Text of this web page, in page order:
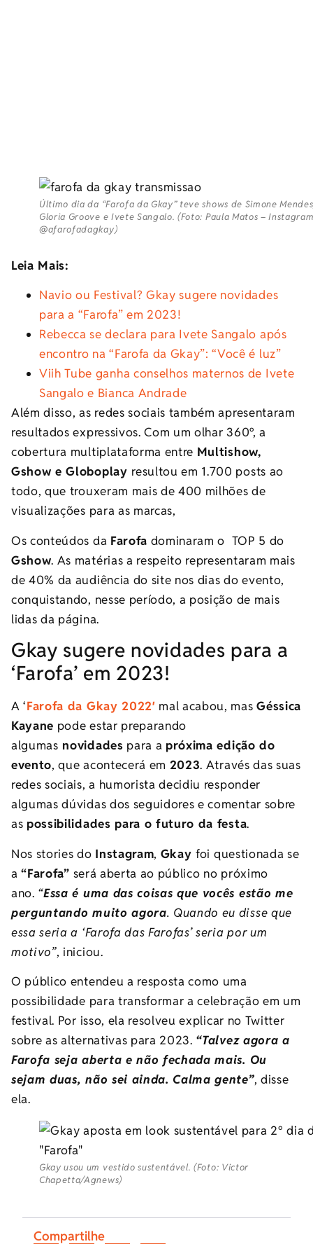
Último dia da “Farofa da Gkay” teve shows de Simone
Gloria Groove e Ivete Sangalo. (Foto: Paula Matos –
@afarofadagkay)
Leia Mais:
Navio ou Festival? Gkay sugere novidades
para a “Farofa” em 2023!
Rebecca se declara para Ivete Sangalo após
encontro na “Farofa da Gkay”: “Você é luz”
Viih Tube ganha conselhos maternos de Ivete
Sangalo e Bianca Andrade
Além disso, as redes sociais também apresentaram
resultados expressivos. Com um olhar 360º, a
cobertura multiplataforma entre Multishow,
Gshow e Globoplay resultou em 1.700 posts ao
todo, que trouxeram mais de 400 milhões de
visualizações para as marcas,
Os conteúdos da Farofa dominaram o TOP 5 do
Gshow. As matérias a respeito representaram mais
de 40% da audiência do site nos dias do evento,
conquistando, nesse período, a posição de mais
lidas da página.
Gkay sugere novidades para a
‘Farofa’ em 2023!
A ‘Farofa da Gkay 2022′ mal acabou, masGéssica
Kayane pode estar preparando
algumas novidades para a próxima edição do
evento, que acontecerá em 2023. Através das suas
redes sociais, a humorista decidiu responder
algumas dúvidas dos seguidores e comentar sobre
as possibilidades para o futuro da festa.
Nos stories do Instagram, Gkayfoi questionada se
a“Farofa” será aberta ao público no próximo
ano. “Essa é uma das coisas que vocês estão me
perguntando muito agora. Quando eu disse que
essa seria a ‘Farofa das Farofas’ seria por um
motivo”, iniciou.
O público entendeu a resposta como uma
possibilidade para transformar a celebração em um
festival. Por isso, ela resolveu explicar no Twitter
sobre as alternativas para 2023. “Talvez agora a
Farofa seja aberta e não fechada mais. Ou
sejam duas, não sei ainda. Calma gente”, disse
ela.
Gkay usou um vestido sustentável. (Foto: Victor
Chapetta/Agnews)
Compartilhe